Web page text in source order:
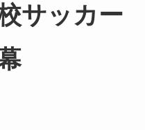
サッカー